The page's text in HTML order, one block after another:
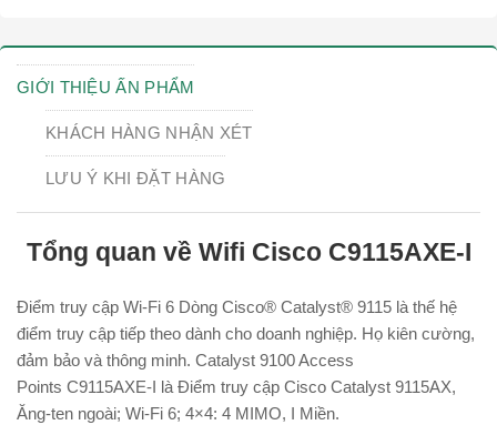
GIỚI THIỆU ẤN PHẨM
KHÁCH HÀNG NHẬN XÉT
LƯU Ý KHI ĐẶT HÀNG
Tổng quan về Wifi Cisco C9115AXE-I
Điểm truy cập Wi-Fi 6 Dòng Cisco® Catalyst® 9115 là thế hệ
điểm truy cập tiếp theo dành cho doanh nghiệp. Họ kiên cường,
đảm bảo và thông minh. Catalyst 9100 Access
Points C9115AXE-I là Điểm truy cập Cisco Catalyst 9115AX,
Ăng-ten ngoài; Wi-Fi 6; 4×4: 4 MIMO, I Miền.